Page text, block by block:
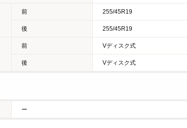
前 255/45R19
後 255/45R19
前 Vディスク式
後 Vディスク式
ー